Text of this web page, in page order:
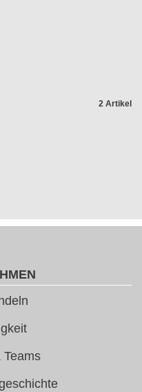
2 Artikel
Teams